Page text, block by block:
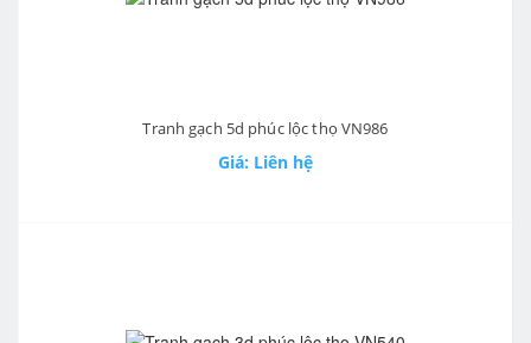
Tranh gạch 5d phúc lộc thọ VN986
Giá: Liên hệ